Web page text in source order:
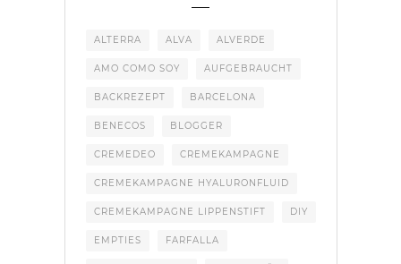
ALTERRA ALVA ALVERDE
AMO COMO SOY AUFGEBRAUCHT
BACKREZEPT BARCELONA
BENECOS BLOGGER
CREMEDEO CREMEKAMPAGNE
CREMEKAMPAGNE HYALURONFLUID
CREMEKAMPAGNE LIPPENSTIFT DIY
EMPTIES FARFALLA